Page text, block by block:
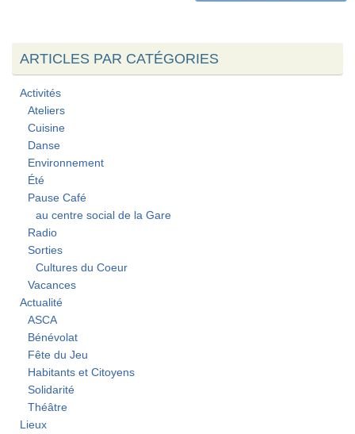
ARTICLES PAR CATÉGORIES
Activités
Ateliers
Cuisine
Danse
Environnement
Été
Pause Café
au centre social de la Gare
Radio
Sorties
Cultures du Coeur
Vacances
Actualité
ASCA
Bénévolat
Fête du Jeu
Habitants et Citoyens
Solidarité
Théâtre
Lieux